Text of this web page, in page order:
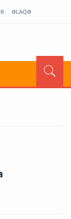
ƏLAQƏ